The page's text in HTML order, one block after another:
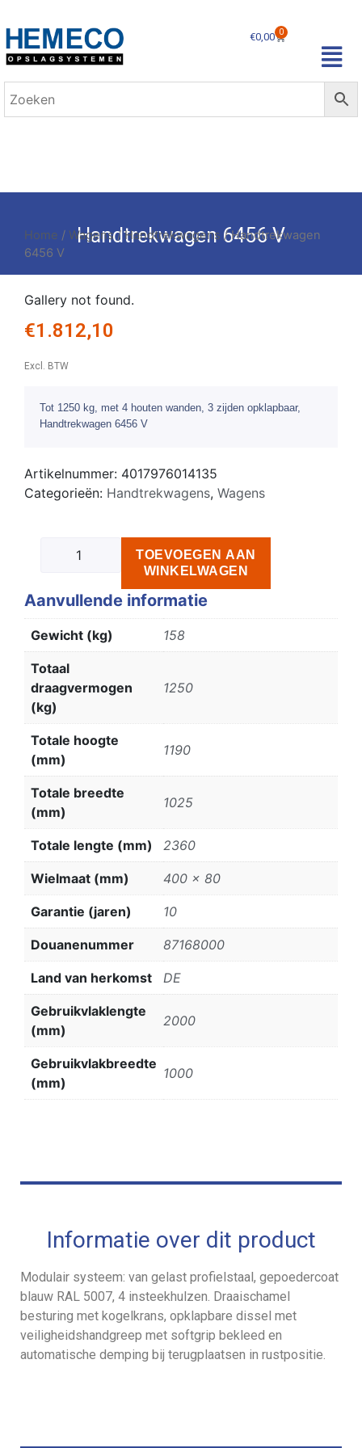
€0,00 0
Handtrekwagen 6456 V
Home / Wagens/Handtrekwagens / Handtrekwagen
6456 V
Gallery not found.
€1.812,10
Excl. BTW
Tot 1250 kg, met 4 houten wanden, 3 zijden opklapbaar,
Handtrekwagen 6456 V
Artikelnummer: 4017976014135
Categorieën: Handtrekwagens, Wagens
TOEVOEGEN AAN
WINKELWAGEN
Aanvullende informatie
Gewicht (kg) 158
Totaal
draagvermogen
(kg)
1250
Totale hoogte
(mm)
1190
Totale breedte
(mm)
1025
Totale lengte (mm) 2360
Wielmaat (mm) 400 x 80
Garantie (jaren) 10
Douanenummer 87168000
Land van herkomst DE
Gebruikvlaklengte
(mm)
2000
Gebruikvlakbreedte
(mm)
1000
Informatie over dit product
Modulair systeem: van gelast profielstaal, gepoedercoat
blauw RAL 5007, 4 insteekhulzen. Draaischamel
besturing met kogelkrans, opklapbare dissel met
veiligheidshandgreep met softgrip bekleed en
automatische demping bij terugplaatsen in rustpositie.